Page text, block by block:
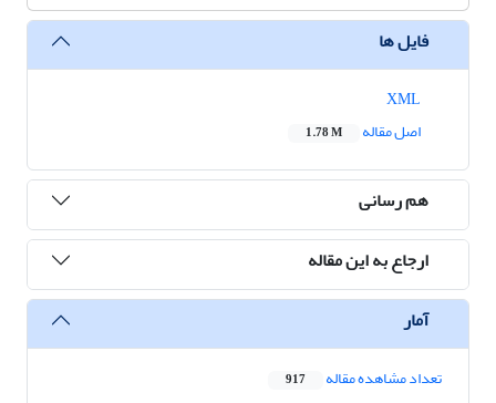
فایل ها
اصل مقاله
1.78 M
هم رسانی
ارجاع به این مقاله
آمار
تعداد مشاهده مقاله 917